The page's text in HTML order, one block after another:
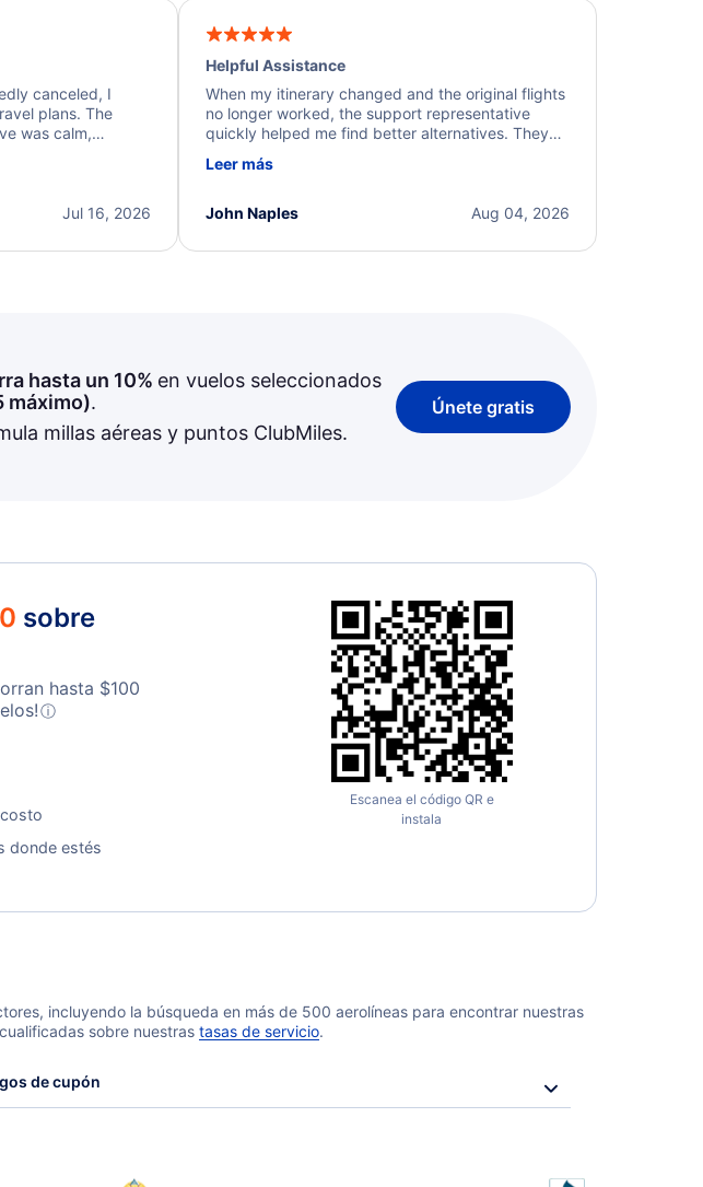
canceled, I
plans. The
was calm,
flight
support andJul 16, 2026
Helpful Assistance
When my itinerary changed and the original flights
no longer worked, the support representative
quickly helped me find better alternatives. They
beyond to resolve the issue. I'm grateful for the
Leer más
Aug 04, 2026
John Naples
hasta un 10% en vuelos seleccionados
máximo).
millas aéreas y puntos ClubMiles.
Únete gratis
sobre
hasta $100
ⓘ
donde estés
Escanea el código QR e
instala
incluyendo la búsqueda en más de 500 aerolíneas para encontrar nuestras
sobre nuestras tasas de servicio.
de cupón